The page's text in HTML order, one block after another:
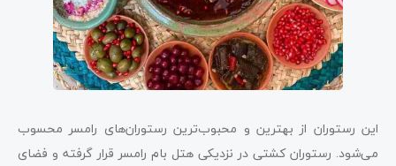
این رستوران از بهترین و محبوب‌ترین رستوران‌های رامسر محسوب
می‌شود. رستوران کشتی در نزدیکی هتل بام رامسر قرار گرفته و فضای